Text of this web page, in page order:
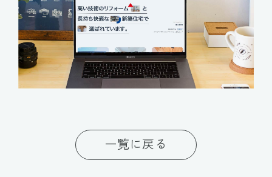
一覧に戻る